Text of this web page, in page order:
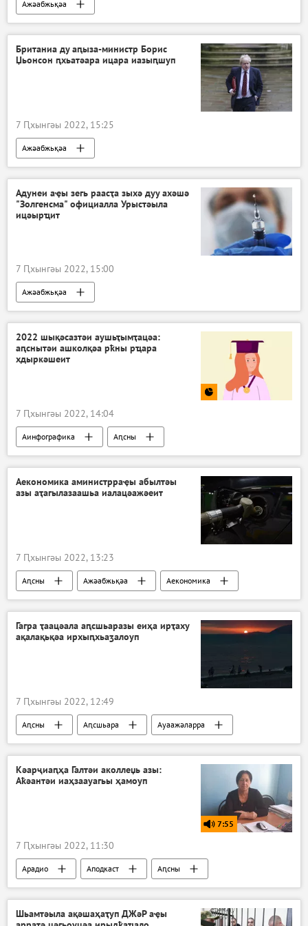
Ажәабжьқәа
Британиа ду аԥыза-министр Борис
Џьонсон ԥхьатәара ицара иазыԥшуп
7 Ԥхынгәы 2022, 15:25
Ажәабжьқәа
Адунеи аҿы зегь раасҭа зыхә дуу ахәшә
"Золгенсма" официалла Урыстәыла
ицәырҵит
7 Ԥхынгәы 2022, 15:00
Ажәабжьқәа
2022 шықәсазтәи аушьҭымҭацәа:
аԥснытәи ашколқәа рҟны рҵара
хдыркәшеит
7 Ԥхынгәы 2022, 14:04
Аинфографика Аԥсны
Аекономика аминистрраҿы абылтәы
азы аҭагылазаашьа иалацәажәеит
7 Ԥхынгәы 2022, 13:23
Аԥсны Ажәабжьқәа
Аекономика
Ауаажәларра
Кристина Озган
Гагра ҭаацәала аԥсшьаразы еиҳа ирҭаху
ақалақьқәа ирхыԥхьаӡалоуп
7 Ԥхынгәы 2022, 12:49
Аԥсны Аԥсшьара
Ауаажәларра
Гагра араион
Ажәабжьқәа
Кәарҷиаԥҳа Галтәи аколлеџь азы:
Аҟәантәи иаҳзаауагьы ҳамоуп
7:55
7 Ԥхынгәы 2022, 11:30
Арадио Аподкаст Аԥсны
Шьамтәыла ақәшаҳаҭуп ДЖәР аҿы